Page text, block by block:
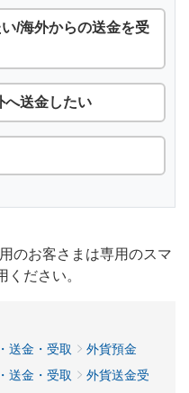
/海外からの送金を受
へ送金したい
のお客さまは専用のスマ
ださい。
送金・受取
外貨預金
送金・受取
外貨送金受